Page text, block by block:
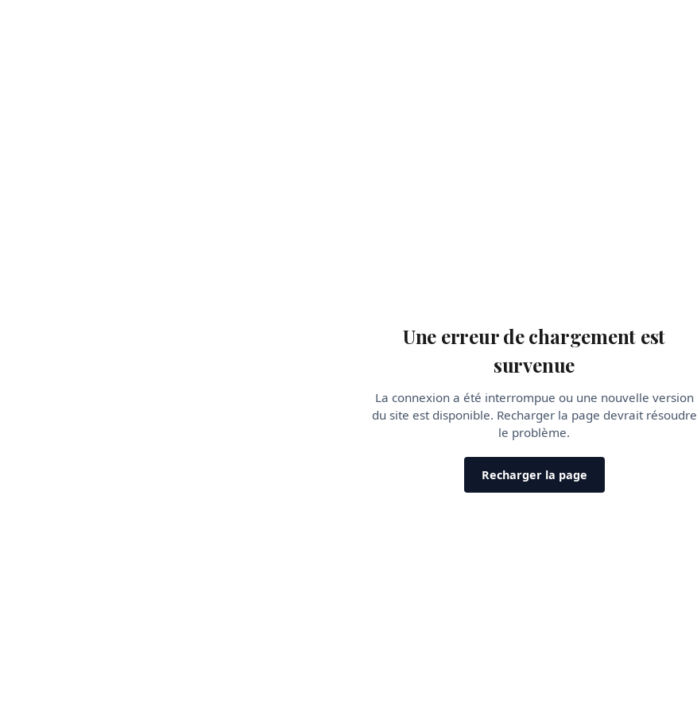
Une erreur de chargement est
survenue
La connexion a été interrompue ou une nouvelle version
du site est disponible. Recharger la page devrait résoudre
le problème.
Recharger la page